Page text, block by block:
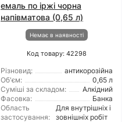
емаль по іржі чорна
напівматова (0,65 л)
Немає в наявності
Код товару: 42298
Різновид:
антикорозійна
Об'єм:
0,65 л
Суміші за складом:
Алкідний
Фасовка:
Банка
Область
застосування:
Для внутрішніх і
зовнішніх робіт